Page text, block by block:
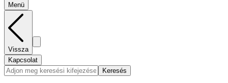
Menü
Vissza
Kapcsolat
Keresés